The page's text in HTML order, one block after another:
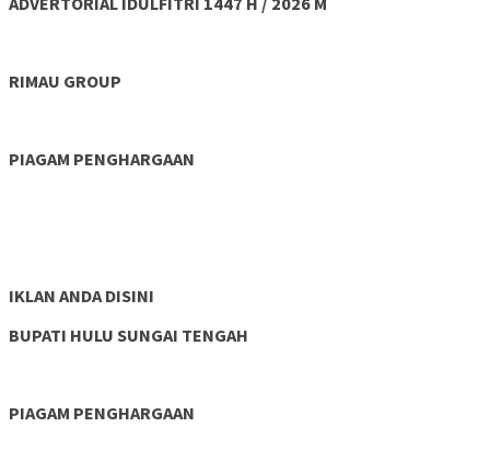
RIMAU GROUP
PIAGAM PENGHARGAAN
IKLAN ANDA DISINI
BUPATI HULU SUNGAI TENGAH
PIAGAM PENGHARGAAN